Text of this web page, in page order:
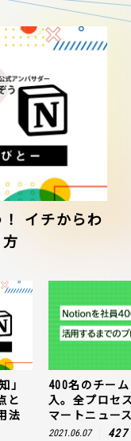
イチからわ
」
と
法
400名のチー
入。全プロセ
マートニュー
2021.06.07 427